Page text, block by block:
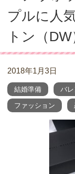
プルに人
トン（DW
2018年1月3日
結婚準備 バ
ファッション